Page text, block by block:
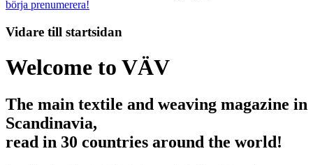
börja prenumerera!
Vidare till startsidan
Welcome to VÄV
The main textile and weaving magazine in
Scandinavia,
read in 30 countries around the world!